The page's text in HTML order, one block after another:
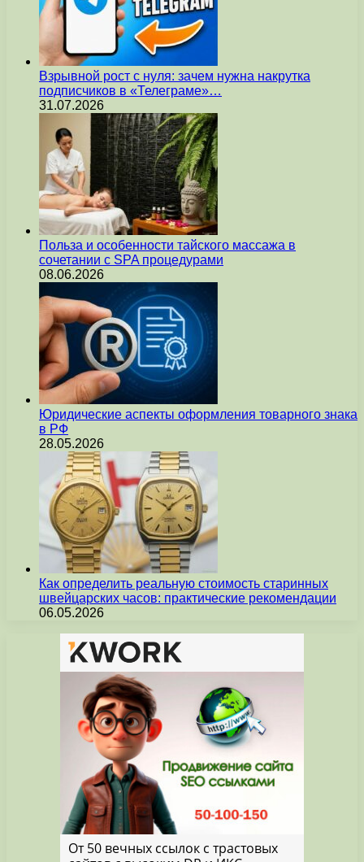
Взрывной рост с нуля: зачем нужна накрутка
подписчиков в «Телеграме»…
31.07.2026
Польза и особенности тайского массажа в
сочетании с SPA процедурами
08.06.2026
Юридические аспекты оформления товарного знака
в РФ
28.05.2026
Как определить реальную стоимость старинных
швейцарских часов: практические рекомендации
06.05.2026